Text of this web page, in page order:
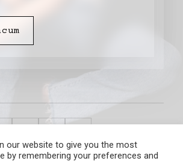
our website to give you the most
by remembering your preferences and